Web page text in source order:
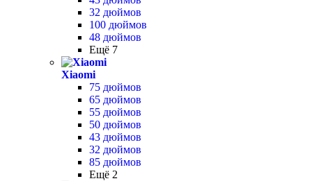
32 дюймов
100 дюймов
48 дюймов
Ещё 7
Xiaomi
75 дюймов
65 дюймов
55 дюймов
50 дюймов
43 дюймов
32 дюймов
85 дюймов
Ещё 2